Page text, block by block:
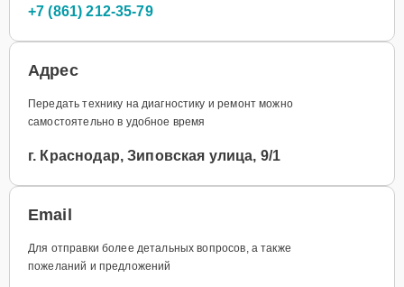
+7 (861) 212-35-79
Адрес
Передать технику на диагностику и ремонт можно
самостоятельно в удобное время
г. Краснодар, Зиповская улица, 9/1
Email
Для отправки более детальных вопросов, а также
пожеланий и предложений